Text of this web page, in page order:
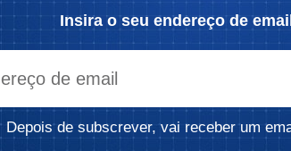
Insira o seu endereço de
Depois de subscrever, vai receber um